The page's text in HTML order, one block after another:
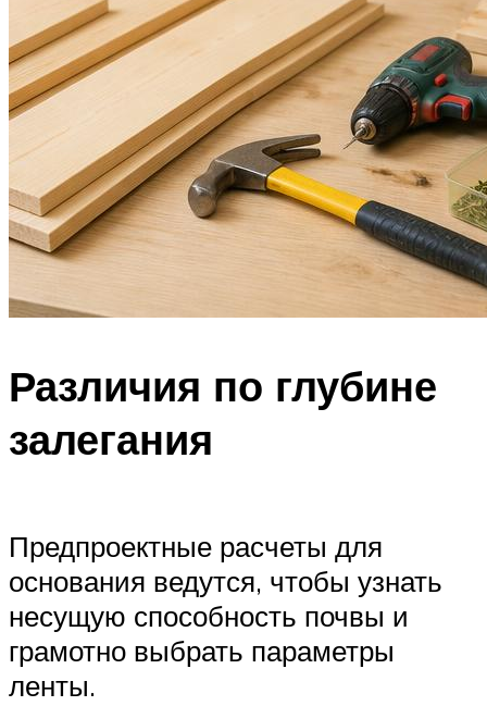
Различия по глубине
залегания
Предпроектные расчеты для
основания ведутся, чтобы узнать
несущую способность почвы и
грамотно выбрать параметры
ленты.